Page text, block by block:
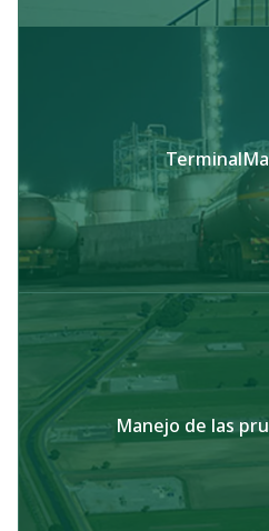
Manejo de las